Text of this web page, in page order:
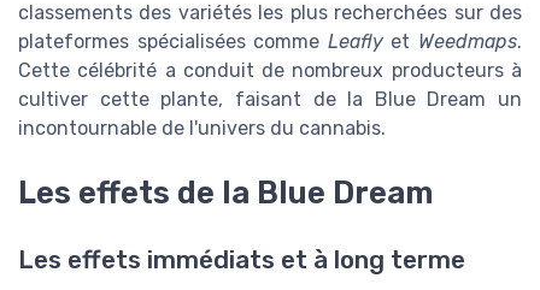
classements des variétés les plus recherchées sur des
plateformes spécialisées comme Leaflyet Weedmaps.
Cette célébrité a conduit de nombreux producteurs à
cultiver cette plante, faisant de la Blue Dream un
incontournable de l'univers du cannabis.
Les effets de la Blue Dream
Les effets immédiats et à long terme